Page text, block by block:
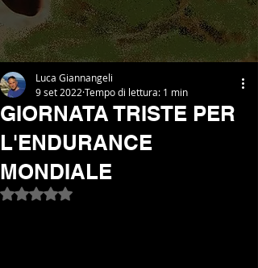
GIORNATA TRISTE PER
L'ENDURANCE
MONDIALE
Luca Giannangeli
9 set 2022 Tempo di lettura: 1 min
Valutazione NaN stelle su 5.